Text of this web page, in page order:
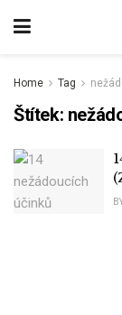
Home Tag
Štítek: